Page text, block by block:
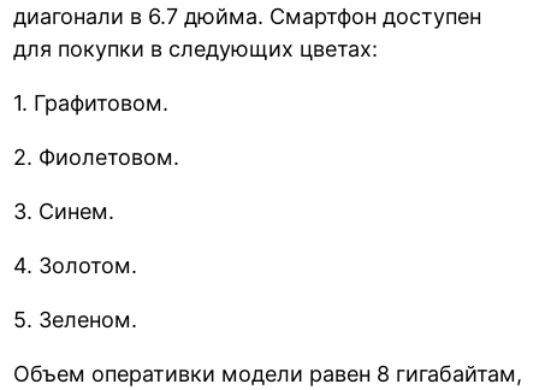
диагонали в 6.7 дюйма. Смартфон доступен
для покупки в следующих цветах:
1. Графитовом.
2. Фиолетовом.
3. Синем.
4. Золотом.
5. Зеленом.
Объем оперативки модели равен 8 гигабайтам,